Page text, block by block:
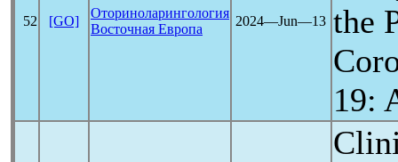
52 [GO]
Оториноларингология
Восточная Европа
2024―Jun―13 the
19: